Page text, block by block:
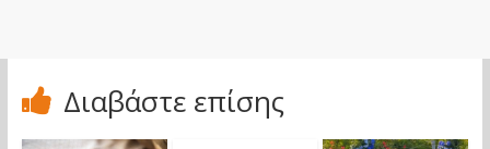
Διαβάστε επίσης